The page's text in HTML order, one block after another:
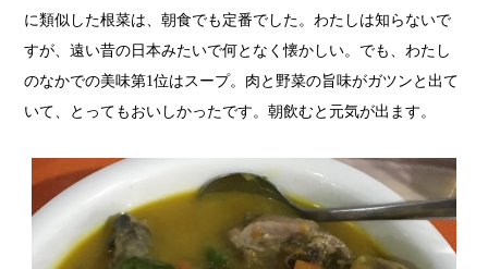
に類似した根菜は、朝食でも定番でした。わたしは知らないで
すが、遠い昔の日本みたいで何となく懐かしい。でも、わたし
のなかでの美味第1位はスープ。肉と野菜の旨味がガツンと出て
いて、とってもおいしかったです。朝飲むと元気が出ます。